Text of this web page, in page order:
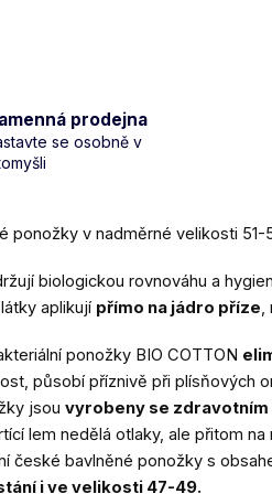
prodejna
se osobně v
ponožky v nadměrné velikosti
biologickou rovnováhu a
aplikují přímo na jádro příze,
ponožky BIO COTTON
působí příznivě při plísňových
jsou vyrobeny se
lem nedělá otlaky, ale přitom
české bavlněné ponožky s
i ve velikosti 47-49.